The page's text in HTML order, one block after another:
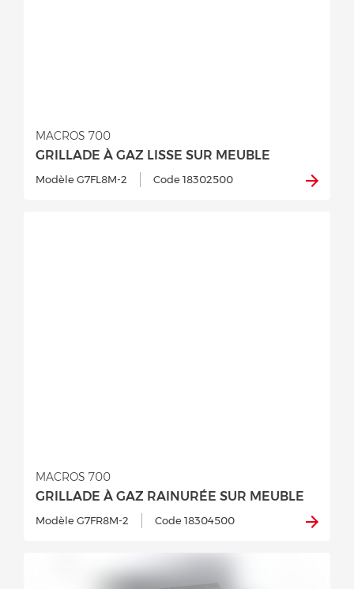
GRILLADE À GAZ LISSE SUR MEUBLE
MACROS 700
Modèle G7FL8M-2 Code 18302500
GRILLADE À GAZ RAINURÉE SUR MEUBLE
MACROS 700
Modèle G7FR8M-2 Code 18304500